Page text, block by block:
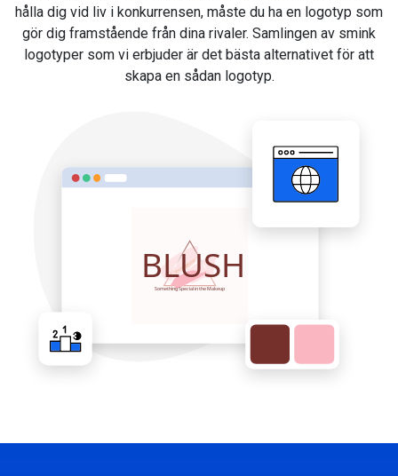
hålla dig vid liv i konkurrensen, måste du ha en logotyp som
gör dig framstående från dina rivaler. Samlingen av smink
logotyper som vi erbjuder är det bästa alternativet för att
skapa en sådan logotyp.